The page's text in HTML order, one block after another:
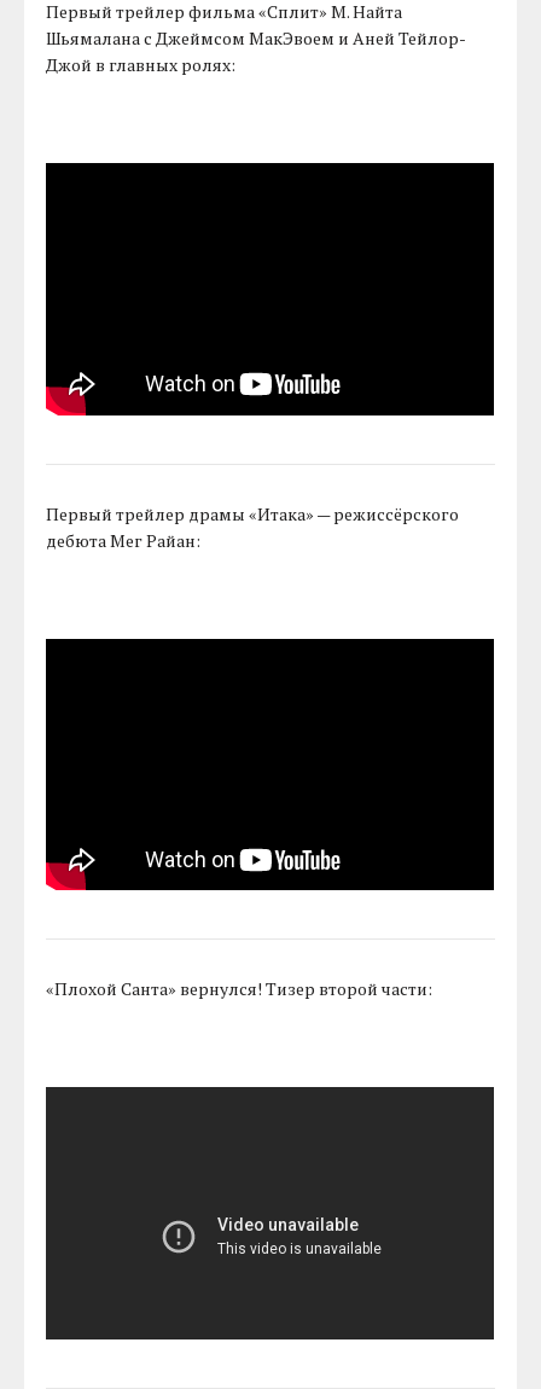
Первый трейлер фильма «Сплит» М. Найта
Шьямалана с Джеймсом МакЭвоем и Аней Тейлор-
Джой в главных ролях:
Первый трейлер драмы «Итака» — режиссёрского
дебюта Мег Райан:
«Плохой Санта» вернулся! Тизер второй части: